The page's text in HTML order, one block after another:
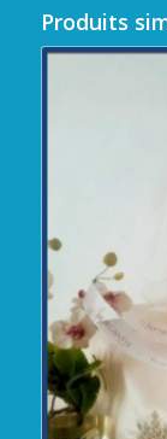
Produits